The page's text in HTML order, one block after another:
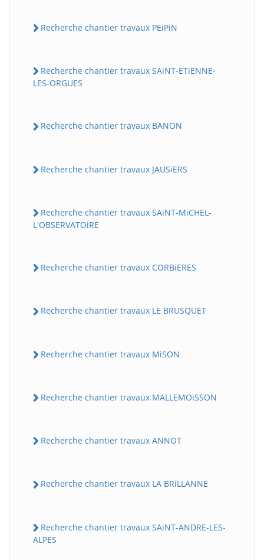
Recherche chantier travaux PEiPiN
Recherche chantier travaux SAiNT-ETiENNE-
LES-ORGUES
Recherche chantier travaux BANON
Recherche chantier travaux JAUSiERS
Recherche chantier travaux SAiNT-MiCHEL-
L'OBSERVATOiRE
Recherche chantier travaux CORBiERES
Recherche chantier travaux LE BRUSQUET
Recherche chantier travaux MiSON
Recherche chantier travaux MALLEMOiSSON
Recherche chantier travaux ANNOT
Recherche chantier travaux LA BRiLLANNE
Recherche chantier travaux SAiNT-ANDRE-LES-
ALPES